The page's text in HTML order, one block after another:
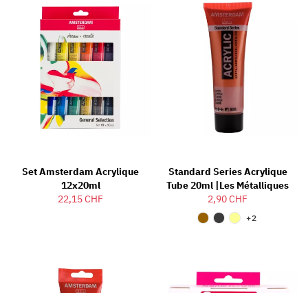
Set Amsterdam Acrylique
12x20ml
22,15 CHF
Standard Series Acrylique
Tube 20ml |Les Métalliques
2,90 CHF
+2